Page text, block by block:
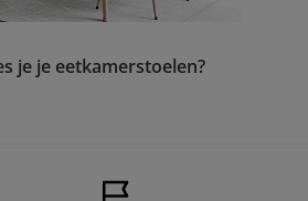
je je eetkamerstoelen?